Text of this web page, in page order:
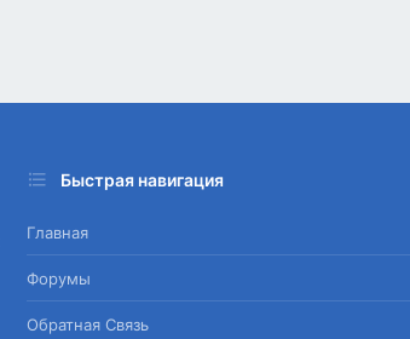
Быстрая навигация
Главная
Форумы
Обратная Связь